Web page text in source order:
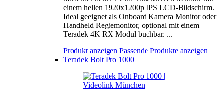
einem hellen 1920x1200p IPS LCD-Bildschirm.
Ideal geeignet als Onboard Kamera Monitor oder
Handheld Regiemonitor, optional mit einem
Teradek 4K RX Modul buchbar. ...
Produkt anzeigen Passende Produkte anzeigen
Teradek Bolt Pro 1000